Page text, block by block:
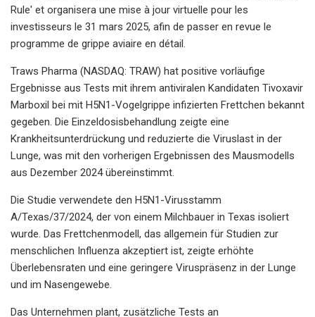
Rule' et organisera une mise à jour virtuelle pour les
investisseurs le 31 mars 2025, afin de passer en revue le
programme de grippe aviaire en détail.
Traws Pharma (NASDAQ: TRAW) hat positive vorläufige
Ergebnisse aus Tests mit ihrem antiviralen Kandidaten Tivoxavir
Marboxil bei mit H5N1-Vogelgrippe infizierten Frettchen bekannt
gegeben. Die Einzeldosisbehandlung zeigte eine
Krankheitsunterdrückung und reduzierte die Viruslast in der
Lunge, was mit den vorherigen Ergebnissen des Mausmodells
aus Dezember 2024 übereinstimmt.
Die Studie verwendete den H5N1-Virusstamm
A/Texas/37/2024, der von einem Milchbauer in Texas isoliert
wurde. Das Frettchenmodell, das allgemein für Studien zur
menschlichen Influenza akzeptiert ist, zeigte erhöhte
Überlebensraten und eine geringere Viruspräsenz in der Lunge
und im Nasengewebe.
Das Unternehmen plant, zusätzliche Tests an